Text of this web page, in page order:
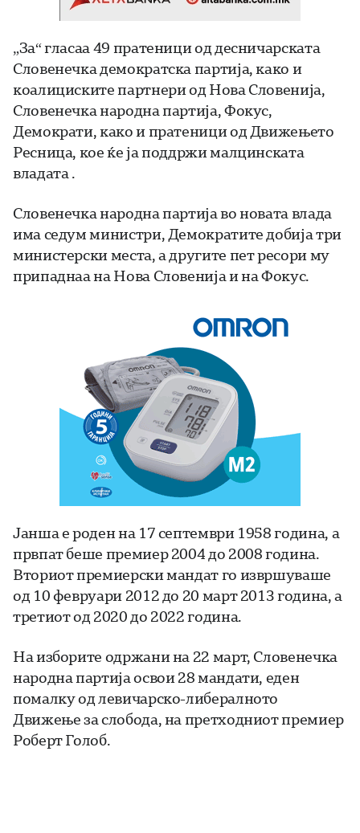
„За“ гласаа 49 пратеници од десничарската
Словенечка демократска партија, како и
коалициските партнери од Нова Словенија,
Словенечка народна партија, Фокус,
Демократи, како и пратеници од Движењето
Ресница, кое ќе ја поддржи малцинската
владата .
Словенечка народна партија во новата влада
има седум министри, Демократите добија три
министерски места, а другите пет ресори му
припаднаа на Нова Словенија и на Фокус.
Јанша е роден на 17 септември 1958 година, а
првпат беше премиер 2004 до 2008 година.
Вториот премиерски мандат го извршуваше
од 10 февруари 2012 до 20 март 2013 година, а
третиот од 2020 до 2022 година.
На изборите одржани на 22 март, Словенечка
народна партија освои 28 мандати, еден
помалку од левичарско-либералното
Движење за слобода, на претходниот премиер
Роберт Голоб.